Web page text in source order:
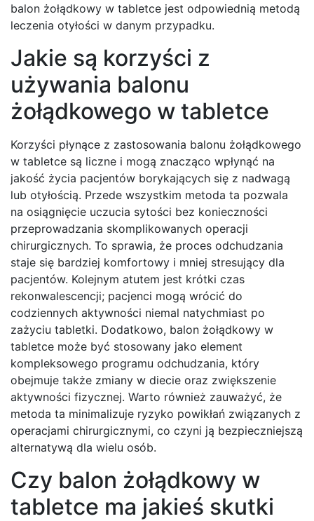
balon żołądkowy w tabletce jest odpowiednią metodą
leczenia otyłości w danym przypadku.
Jakie są korzyści z
używania balonu
żołądkowego w tabletce
Korzyści płynące z zastosowania balonu żołądkowego
w tabletce są liczne i mogą znacząco wpłynąć na
jakość życia pacjentów borykających się z nadwagą
lub otyłością. Przede wszystkim metoda ta pozwala
na osiągnięcie uczucia sytości bez konieczności
przeprowadzania skomplikowanych operacji
chirurgicznych. To sprawia, że proces odchudzania
staje się bardziej komfortowy i mniej stresujący dla
pacjentów. Kolejnym atutem jest krótki czas
rekonwalescencji; pacjenci mogą wrócić do
codziennych aktywności niemal natychmiast po
zażyciu tabletki. Dodatkowo, balon żołądkowy w
tabletce może być stosowany jako element
kompleksowego programu odchudzania, który
obejmuje także zmiany w diecie oraz zwiększenie
aktywności fizycznej. Warto również zauważyć, że
metoda ta minimalizuje ryzyko powikłań związanych z
operacjami chirurgicznymi, co czyni ją bezpieczniejszą
alternatywą dla wielu osób.
Czy balon żołądkowy w
tabletce ma jakieś skutki